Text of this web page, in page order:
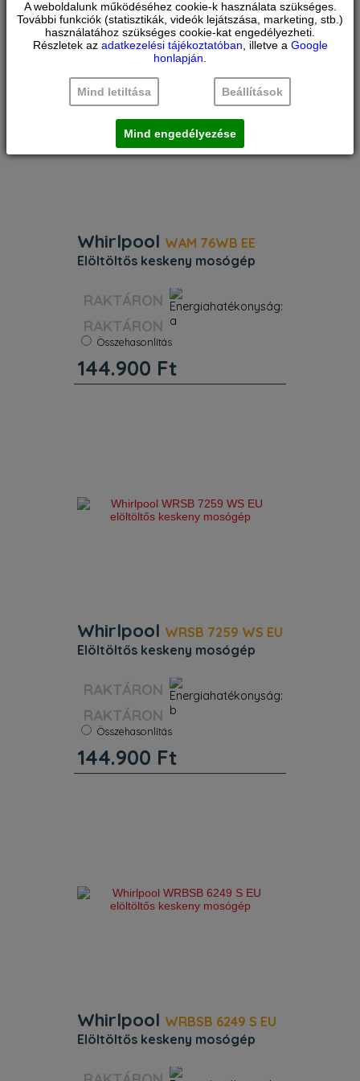
hatékony 1200 fordulat / perc
centrifugálási sebesség. Exkluzív 6.
Érzék technológia, amely dinamikusan
alkalmazkodik a beállításokhoz m
Whirlpool WAM 76WB EE
elöltöltős keskeny mosógép
Szín: Fehér
Kapacitás: 7 kg
Centrifuga:
1400 f/p
Súly: 62 kg
Whirlpool szabadonálló mosógép
jellemzői: fehér szín. Gyors, erőforrás-
RAKTÁRON
Összehasonlítás
144.900 Ft
Whirlpool WRSB 7259 WS EU
elöltöltős keskeny mosógép
Szín: Fehér
Kapacitás: 7 kg
Centrifuga:
1200 f/p
Súly: 66 kg
Whirlpool szabadonálló mosógép
jellemzői: fehér szín. Gyors, erőforrás–
RAKTÁRON
Összehasonlítás
144.900 Ft
Whirlpool WRBSB 6249 S EU
elöltöltős keskeny mosógép
Szín: Fehér
A weboldalunk működéséhez cookie-k használata szükséges.
További funkciók (statisztikák, videók lejátszása, marketing, stb.)
használatához szükséges cookie-kat engedélyezheti.
Részletek az adatkezelési tájékoztatóban, illetve a Google
honlapján.
Mind letiltása Beállítások
Mind engedélyezése